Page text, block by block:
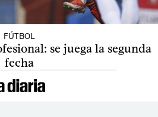
FÚTBOL
se juega la segunda
fecha